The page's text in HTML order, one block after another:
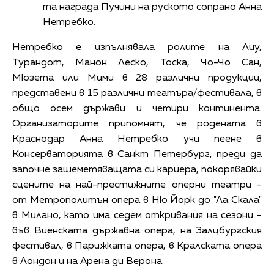
та награда Пучини на руското сопрано Анна
Нетребко.
Нетребко е изпълнявала ролите на Лиу,
Турандот, Манон Леско, Тоска, Чо-Чо Сан,
Мюзета или Мими в 28 различни продукции,
представени в 15 различни театъра/фестивала, в
общо осем държави и четири континента.
Организаторите припомнят, че родената в
Краснодар Анна Нетребко учи пеене в
Консерваторията в Санкт Петербург, преди да
започне зашеметяващата си кариера, покорявайки
сцените на най-престижните оперни театри -
от Метрополитън опера в Ню Йорк до "Ла Скала"
в Милано, като има седем откривания на сезони -
във Виенската държавна опера, на Залцбургския
фестивал, в Парижката опера, в Кралската опера
в Лондон и на Арена ди Верона.